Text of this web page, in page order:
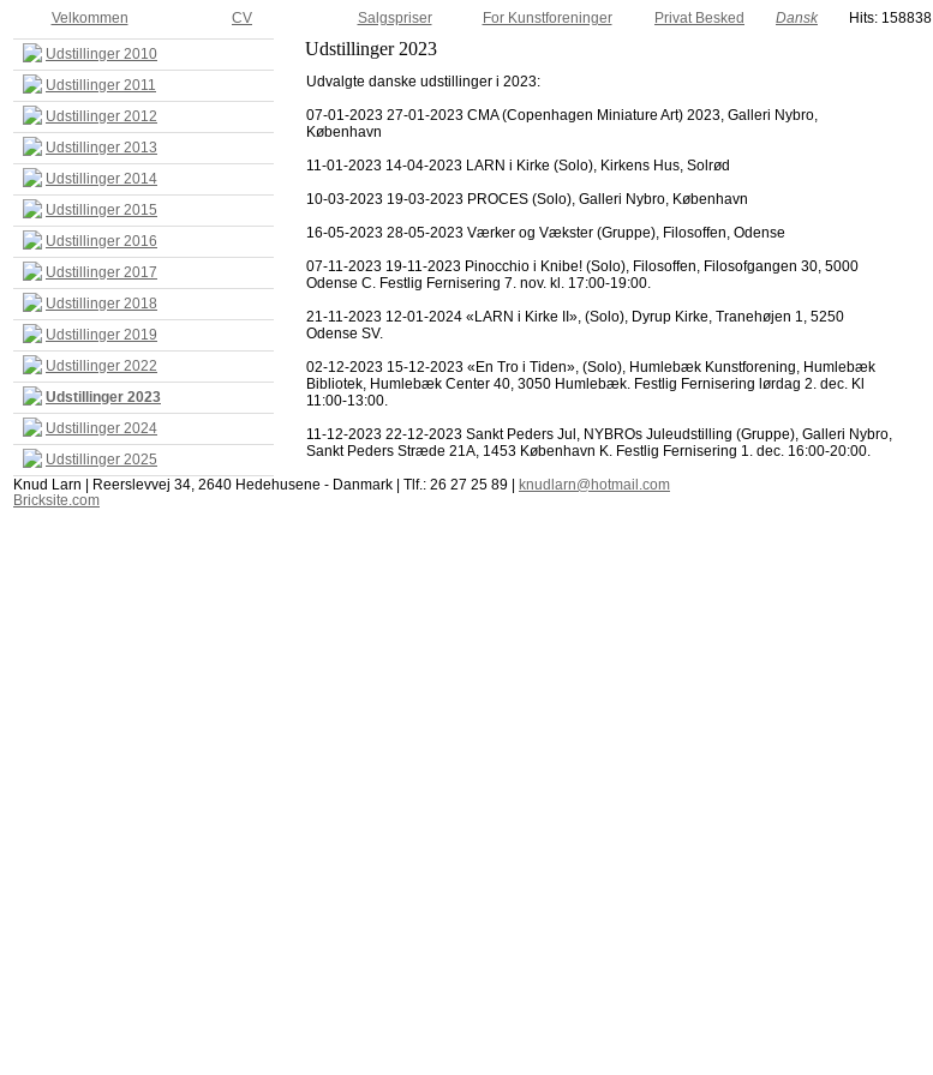
Dansk Hits: 158838
Velkommen CV Salgspriser For Kunstforeninger Privat Besked
Udstillinger 2010
Udstillinger 2011
Udstillinger 2012
Udstillinger 2013
Udstillinger 2014
Udstillinger 2015
Udstillinger 2016
Udstillinger 2017
Udstillinger 2018
Udstillinger 2019
Udstillinger 2022
Udstillinger 2023
Udstillinger 2024
Udstillinger 2025
Udstillinger 2023
Udvalgte danske udstillinger i 2023:
07-01-2023 27-01-2023 CMA (Copenhagen Miniature Art) 2023, Galleri Nybro,
København
11-01-2023 14-04-2023 LARN i Kirke (Solo), Kirkens Hus, Solrød
10-03-2023 19-03-2023 PROCES (Solo), Galleri Nybro, København
16-05-2023 28-05-2023 Værker og Vækster (Gruppe), Filosoffen, Odense
07-11-2023 19-11-2023 Pinocchio i Knibe! (Solo), Filosoffen, Filosofgangen 30, 5000
Odense C. Festlig Fernisering 7. nov. kl. 17:00-19:00.
21-11-2023 12-01-2024 «LARN i Kirke II», (Solo), Dyrup Kirke, Tranehøjen 1, 5250
Odense SV.
02-12-2023 15-12-2023 «En Tro i Tiden», (Solo), Humlebæk Kunstforening, Humlebæk
Bibliotek, Humlebæk Center 40, 3050 Humlebæk. Festlig Fernisering lørdag 2. dec. Kl
11:00-13:00.
11-12-2023 22-12-2023 Sankt Peders Jul, NYBROs Juleudstilling (Gruppe), Galleri Nybro,
Sankt Peders Stræde 21A, 1453 København K. Festlig Fernisering 1. dec. 16:00-20:00.
Knud Larn | Reerslevvej 34, 2640 Hedehusene - Danmark | Tlf.: 26 27 25 89 |
knudlarn@hotmail.com
Bricksite.com